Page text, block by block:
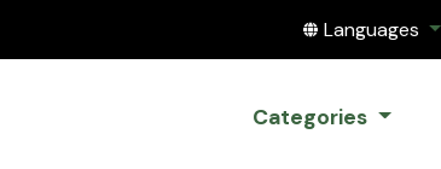
Translate
Languages
Categories